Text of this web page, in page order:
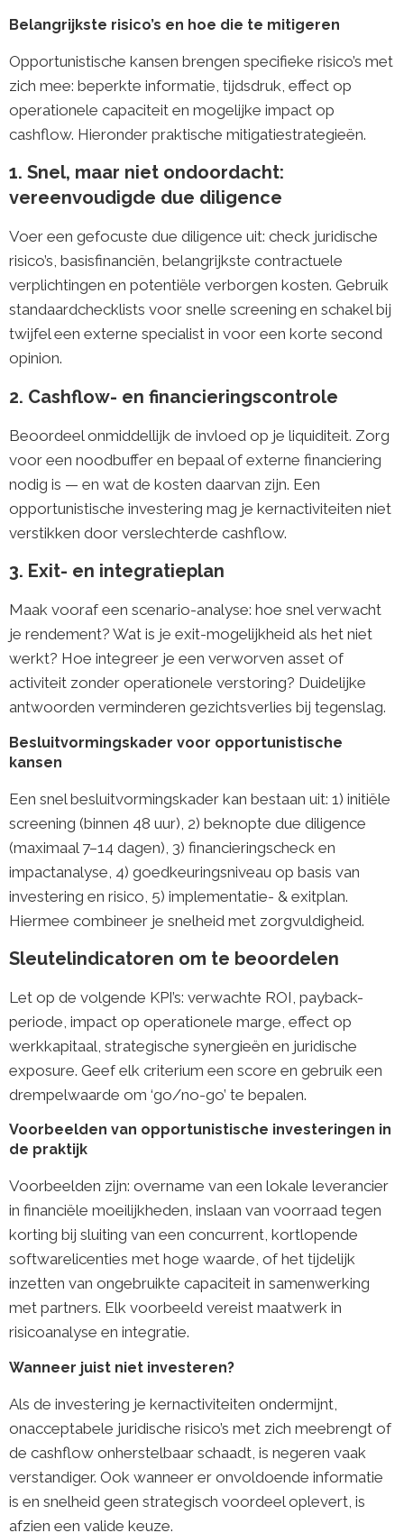
Belangrijkste risico’s en hoe die te mitigeren
Opportunistische kansen brengen specifieke risico’s met
zich mee: beperkte informatie, tijdsdruk, effect op
operationele capaciteit en mogelijke impact op
cashflow. Hieronder praktische mitigatiestrategieën.
1. Snel, maar niet ondoordacht:
vereenvoudigde due diligence
Voer een gefocuste due diligence uit: check juridische
risico’s, basisfinanciën, belangrijkste contractuele
verplichtingen en potentiële verborgen kosten. Gebruik
standaardchecklists voor snelle screening en schakel bij
twijfel een externe specialist in voor een korte second
opinion.
2. Cashflow- en financieringscontrole
Beoordeel onmiddellijk de invloed op je liquiditeit. Zorg
voor een noodbuffer en bepaal of externe financiering
nodig is — en wat de kosten daarvan zijn. Een
opportunistische investering mag je kernactiviteiten niet
verstikken door verslechterde cashflow.
3. Exit- en integratieplan
Maak vooraf een scenario-analyse: hoe snel verwacht
je rendement? Wat is je exit-mogelijkheid als het niet
werkt? Hoe integreer je een verworven asset of
activiteit zonder operationele verstoring? Duidelijke
antwoorden verminderen gezichtsverlies bij tegenslag.
Besluitvormingskader voor opportunistische
kansen
Een snel besluitvormingskader kan bestaan uit: 1) initiële
screening (binnen 48 uur), 2) beknopte due diligence
(maximaal 7–14 dagen), 3) financieringscheck en
impactanalyse, 4) goedkeuringsniveau op basis van
investering en risico, 5) implementatie- & exitplan.
Hiermee combineer je snelheid met zorgvuldigheid.
Sleutelindicatoren om te beoordelen
Let op de volgende KPI’s: verwachte ROI, payback-
periode, impact op operationele marge, effect op
werkkapitaal, strategische synergieën en juridische
exposure. Geef elk criterium een score en gebruik een
drempelwaarde om ‘go/no-go’ te bepalen.
Voorbeelden van opportunistische investeringen in
de praktijk
Voorbeelden zijn: overname van een lokale leverancier
in financiële moeilijkheden, inslaan van voorraad tegen
korting bij sluiting van een concurrent, kortlopende
softwarelicenties met hoge waarde, of het tijdelijk
inzetten van ongebruikte capaciteit in samenwerking
met partners. Elk voorbeeld vereist maatwerk in
risicoanalyse en integratie.
Wanneer juist niet investeren?
Als de investering je kernactiviteiten ondermijnt,
onacceptabele juridische risico’s met zich meebrengt of
de cashflow onherstelbaar schaadt, is negeren vaak
verstandiger. Ook wanneer er onvoldoende informatie
is en snelheid geen strategisch voordeel oplevert, is
afzien een valide keuze.